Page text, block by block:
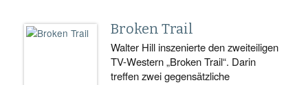
Broken Trail
Walter Hill inszenierte den zweiteiligen
TV-Western „Broken Trail“. Darin
treffen zwei gegensätzliche